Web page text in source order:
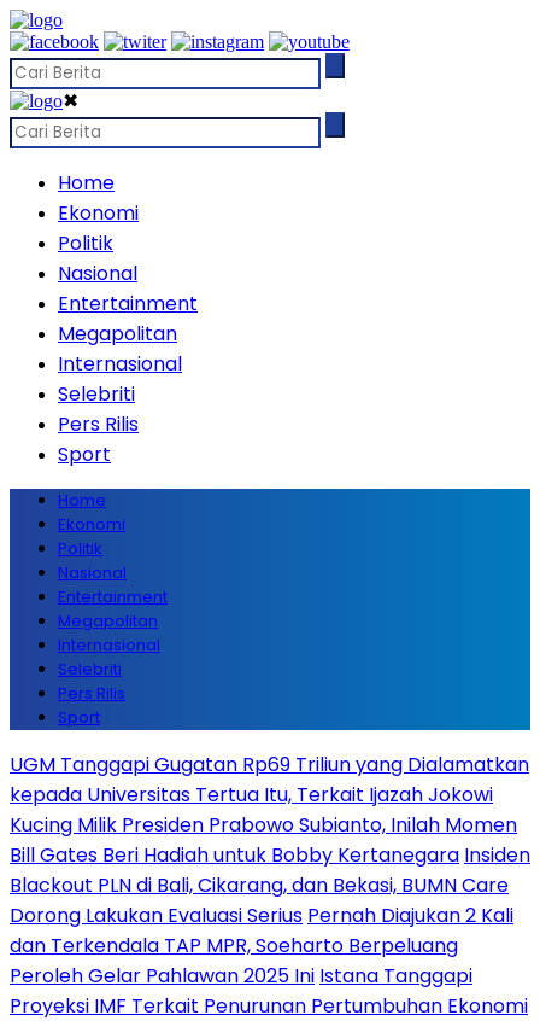
✖
Home
Ekonomi
Politik
Nasional
Entertainment
Megapolitan
Internasional
Selebriti
Pers Rilis
Sport
Home
Ekonomi
Politik
Nasional
Entertainment
Megapolitan
Internasional
Selebriti
Pers Rilis
Sport
UGM Tanggapi Gugatan Rp69 Triliun yang Dialamatkan
kepada Universitas Tertua Itu, Terkait Ijazah Jokowi
Kucing Milik Presiden Prabowo Subianto, Inilah Momen
Bill Gates Beri Hadiah untuk Bobby Kertanegara Insiden
Blackout PLN di Bali, Cikarang, dan Bekasi, BUMN Care
Dorong Lakukan Evaluasi Serius Pernah Diajukan 2 Kali
dan Terkendala TAP MPR, Soeharto Berpeluang
Peroleh Gelar Pahlawan 2025 Ini Istana Tanggapi
Proyeksi IMF Terkait Penurunan Pertumbuhan Ekonomi